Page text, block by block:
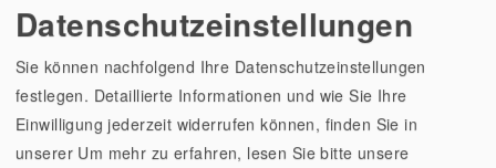
Seiten:
160 S. mit 328 Abb.
Einband, Format:Pappband mit Schutzumschlag, 29,5
x 24 cm
Erschienen:2005
Preis:10,00 €
Datenschutzeinstellungen
Sie können nachfolgend Ihre Datenschutzeinstellungen
festlegen. Detaillierte Informationen und wie Sie Ihre
Einwilligung jederzeit widerrufen können, finden Sie in
unserer Um mehr zu erfahren, lesen Sie bitte unsere